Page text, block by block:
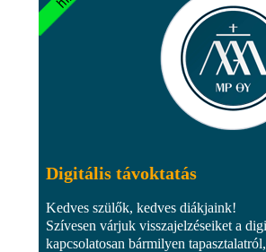
Digitális távoktatás
Kedves szülők, kedves diákjaink!
Szívesen várjuk visszajelzéseiket a
kapcsolatosan bármilyen